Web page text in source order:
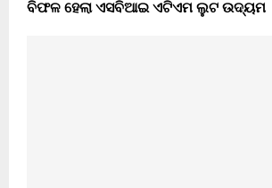
ବିଫଳ ହେଲା ଏସବିଆଇ ଏଟିଏମ ଲୁଟ ଉଦ୍ୟମ